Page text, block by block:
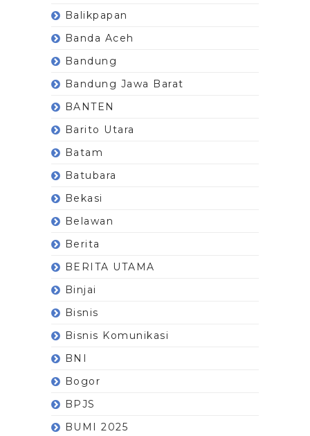
Balikpapan
Banda Aceh
Bandung
Bandung Jawa Barat
BANTEN
Barito Utara
Batam
Batubara
Bekasi
Belawan
Berita
BERITA UTAMA
Binjai
Bisnis
Bisnis Komunikasi
BNI
Bogor
BPJS
BUMI 2025